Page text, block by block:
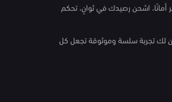
اشحن رصيدك في ثوانٍ، تحكم
لك تجربة سلسة وموثوقة تجعل كل